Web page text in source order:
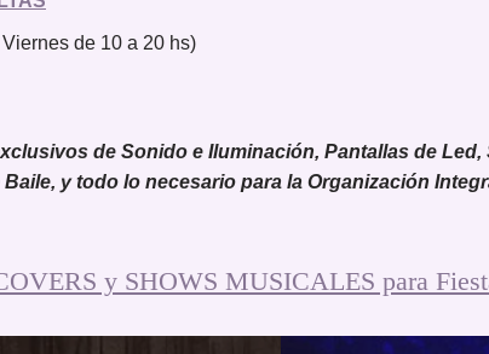
de 10 a 20 hs)
de Sonido e Iluminación, Pantallas de Led,
y todo lo necesario para la Organización
y SHOWS MUSICALES para